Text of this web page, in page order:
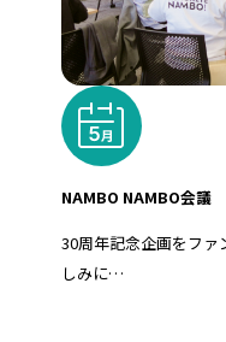
NAMBO NAMBO会議
30周年記念企画をフ
しみに…